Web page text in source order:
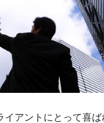
イアントにとって喜